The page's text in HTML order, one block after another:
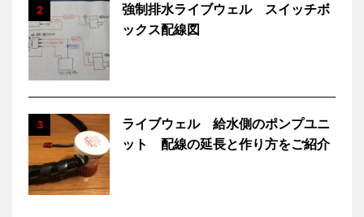
2
強制排水ライブウェル スイッチボ
ックス配線図
3
ライブウェル 給水側のポンプユニ
ット 配線の延長と作り方をご紹介